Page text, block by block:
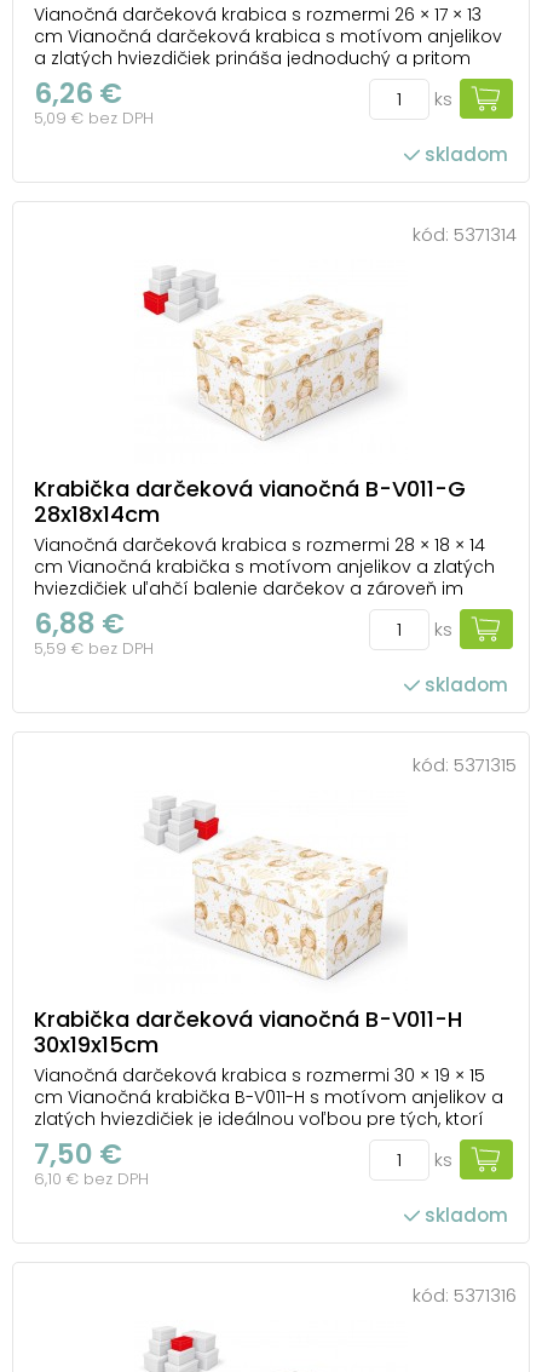
Vianočná darčeková krabica s rozmermi 26 × 17 × 13
cm Vianočná darčeková krabica s motívom anjelikov
a zlatých hviezdičiek prináša jednoduchý a pritom
efektný spôsob, ako darček zabaliť. Nemusíte riešiť
papier ani stuhy – stačí vložiť prekvapenie dovnútra a
máte hotovo. Krabička pôsobí elegant...
6,26 €
5,09 € bez DPH
ks
skladom
kód: 5371314
Krabička darčeková vianočná B-V011-G
28x18x14cm
Vianočná darčeková krabica s rozmermi 28 × 18 × 14
cm Vianočná krabička s motívom anjelikov a zlatých
hviezdičiek uľahčí balenie darčekov a zároveň im
dodá krásny vzhľad. Vďaka svojmu spracovaniu
pôsobí čisto, elegantne a nie je potrebné ju ďalej
zdobiť. Stačí vložiť darček dovnútra a máte pri...
6,88 €
5,59 € bez DPH
ks
skladom
kód: 5371315
Krabička darčeková vianočná B-V011-H
30x19x15cm
Vianočná darčeková krabica s rozmermi 30 × 19 × 15
cm Vianočná krabička B-V011-H s motívom anjelikov a
zlatých hviezdičiek je ideálnou voľbou pre tých, ktorí
chcú mať balenie darčekov rýchle, jednoduché a
zároveň reprezentatívne. Svojím vzhľadom pôsobí
elegantne a dodáva daru kúzlo, ktoré k Vi...
7,50 €
6,10 € bez DPH
ks
skladom
kód: 5371316